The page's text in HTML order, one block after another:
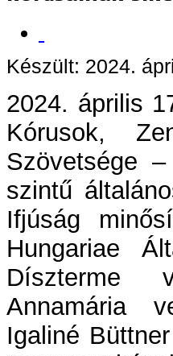
Készült: 2024.
2024. április
Kórusok,
Szövetsége
szintű
Ifjúság
Hungariae
Díszterme
Annamária
Igaliné